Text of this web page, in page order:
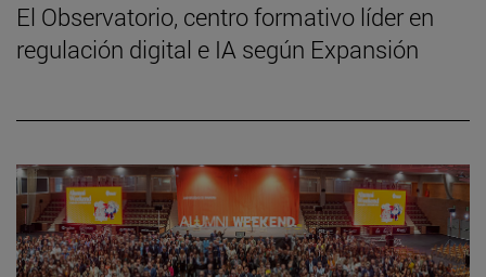
El Observatorio, centro formativo líder en
regulación digital e IA según Expansión